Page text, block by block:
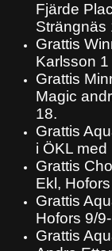
Fjärde
Strängnäs
Grattis
Karlsson
Grattis
Magic
18.
Grattis
i ÖKL med
Grattis
Ekl,
Grattis
Hofors 9/
Grattis